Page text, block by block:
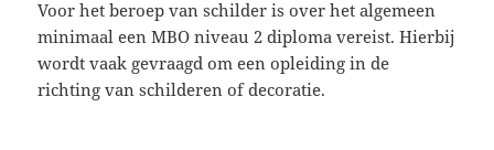
Voor het beroep van schilder is over het algemeen
minimaal een MBO niveau 2 diploma vereist. Hierbij
wordt vaak gevraagd om een opleiding in de
richting van schilderen of decoratie.